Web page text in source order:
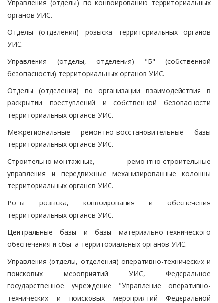
Управления (отделы) по конвоированию территориальных
органов УИС.
Отделы (отделения) розыска территориальных органов
УИС.
Управления (отделы, отделения) "Б" (собственной
безопасности) территориальных органов УИС.
Отделы (отделения) по организации взаимодействия в
раскрытии преступлений и собственной безопасности
территориальных органов УИС.
Межрегиональные ремонтно-восстановительные базы
территориальных органов УИС.
Строительно-монтажные, ремонтно-строительные
управления и передвижные механизированные колонны
территориальных органов УИС.
Роты розыска, конвоирования и обеспечения
территориальных органов УИС.
Центральные базы и базы материально-технического
обеспечения и сбыта территориальных органов УИС.
Управления (отделы, отделения) оперативно-технических и
поисковых мероприятий УИС, Федеральное
государственное учреждение "Управление оперативно-
технических и поисковых мероприятий Федеральной